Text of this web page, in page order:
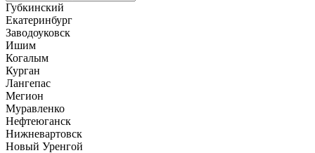
Губкинский
Екатеринбург
Заводоуковск
Ишим
Когалым
Курган
Лангепас
Мегион
Муравленко
Нефтеюганск
Нижневартовск
Новый Уренгой